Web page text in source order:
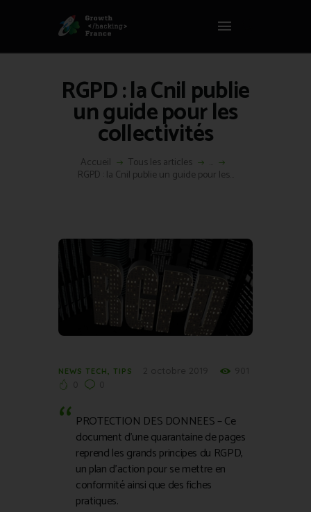
RGPD : la Cnil publie
un guide pour les
collectivités
Accueil Tous les articles
RGPD : la Cnil publie un guide pour les...
GROWTH HACKING FRANCE
ACCUEIL
HACKS
VOUS ÊTES ?
RESSOURCES
L’AGENCE
NEWS TECH, TIPS
PROTECTION DES DONNEES – Ce
document d’une quarantaine de pages
reprend les grands principes du RGPD,
un plan d’action pour se mettre en
conformité ainsi que des fiches
pratiques.